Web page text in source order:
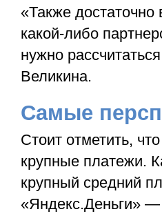
«Также
какой-либо
нужно
Великина.
Самые
Стоит отметить,
крупные платежи.
крупный средний
«Яндекс.Деньги» —